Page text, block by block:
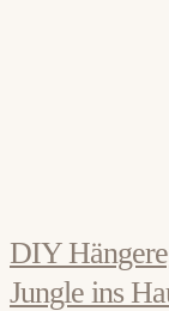
DIY
Jungle ins